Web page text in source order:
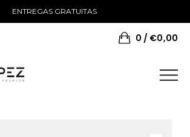
ENTREGAS GRATUITAS
0 €0,00